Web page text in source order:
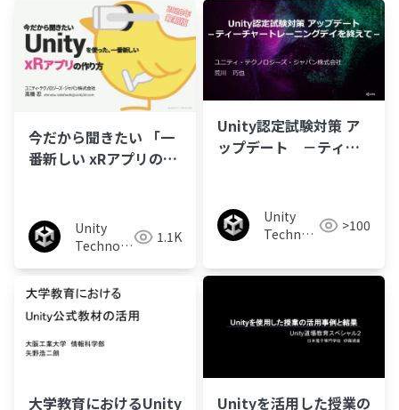
今だから聞きたい 「一
番新しい xRアプリの作
Unity
Technologies 1.1K
Unity認定試験対策 ア
ップデート －ティー
Unity
Technologies>100
大学教育におけるUnity Unityを活用した授業の